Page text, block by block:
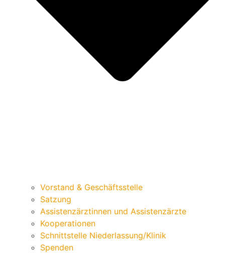
Vorstand & Geschäftsstelle
Satzung
Assistenzärztinnen und Assistenzärzte
Kooperationen
Schnittstelle Niederlassung/Klinik
Spenden